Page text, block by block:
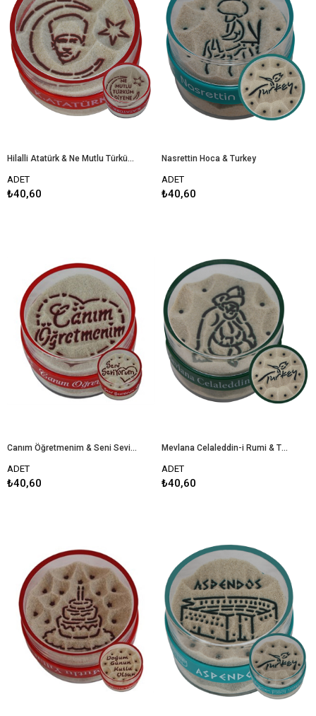
Hilalli Atatürk & Ne Mutlu Türküm Diyene
ADET
₺40,60
Nasrettin Hoca & Turkey
ADET
₺40,60
Canım Öğretmenim & Seni Seviyorum
ADET
₺40,60
Mevlana Celaleddin-i Rumi & Turkey
ADET
₺40,60